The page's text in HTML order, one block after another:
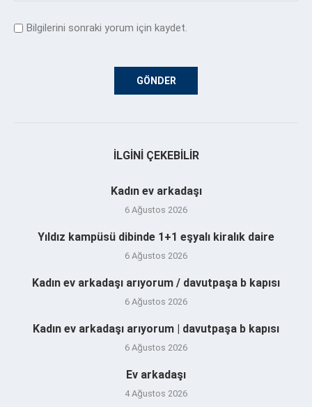
Bilgilerini sonraki yorum için kaydet.
İLGINI ÇEKEBILIR
Kadın ev arkadaşı
6 Ağustos 2026
Yıldız kampüsü dibinde 1+1 eşyalı kiralık daire
6 Ağustos 2026
Kadın ev arkadaşı arıyorum / davutpaşa b kapısı
6 Ağustos 2026
Kadın ev arkadaşı arıyorum | davutpaşa b kapısı
6 Ağustos 2026
Ev arkadaşı
4 Ağustos 2026